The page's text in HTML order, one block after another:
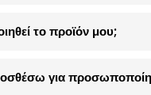
το προϊόν μου;
για